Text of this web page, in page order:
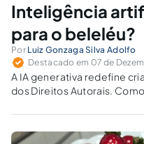
Inteligência
para o beleléu?
Por Luiz Gonzaga Silva Adolfo
Destacado em 07 de
A IA generativa redefine
dos Direitos Autorais.